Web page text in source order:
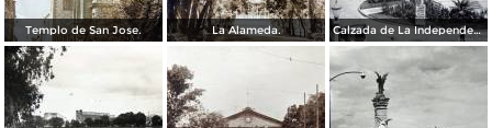
Templo de San Jose. La Alameda. Calzada de La Independencia y Mto. a Juarez Guadalajara, Jalisco. ( Circulada el 5 de Septiembre de 1929 ).